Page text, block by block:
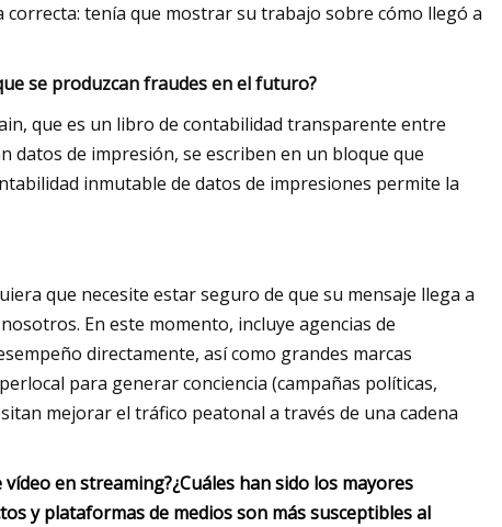
tenía que mostrar su trabajo sobre cómo llegó a
se produzcan fraudes en el futuro?
que es un libro de contabilidad transparente entre
de impresión, se escriben en un bloque que
inmutable de datos de impresiones permite la
que necesite estar seguro de que su mensaje llega a
En este momento, incluye agencias de
directamente, así como grandes marcas
para generar conciencia (campañas políticas,
mejorar el tráfico peatonal a través de una cadena
vídeo en streaming?¿Cuáles han sido los mayores
y plataformas de medios son más susceptibles al